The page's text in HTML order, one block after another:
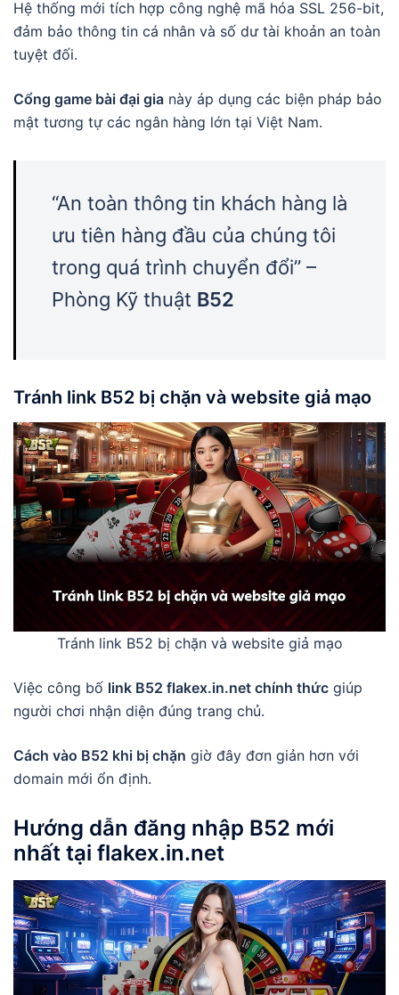
Hệ thống mới tích hợp công nghệ mã hóa SSL 256-bit,
đảm bảo thông tin cá nhân và số dư tài khoản an toàn
tuyệt đối.
Cổng game bài đại gia này áp dụng các biện pháp bảo
mật tương tự các ngân hàng lớn tại Việt Nam.
“An toàn thông tin khách hàng là
ưu tiên hàng đầu của chúng tôi
trong quá trình chuyển đổi” –
Phòng Kỹ thuật B52
Tránh link B52 bị chặn và website giả mạo
Tránh link B52 bị chặn và website giả mạo
Việc công bố link B52 flakex.in.net chính thức giúp
người chơi nhận diện đúng trang chủ.
Cách vào B52 khi bị chặn giờ đây đơn giản hơn với
domain mới ổn định.
Hướng dẫn đăng nhập B52 mới
nhất tại flakex.in.net